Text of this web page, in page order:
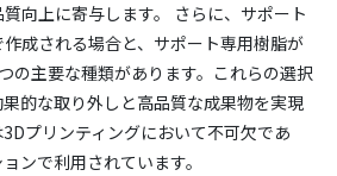
向上に寄与します。 さらに、サポート
成される場合と、サポート専用樹脂が
の主要な種類があります。これらの選択
的な取り外しと高品質な成果物を実現
プリンティングにおいて不可欠であ
ンで利用されています。